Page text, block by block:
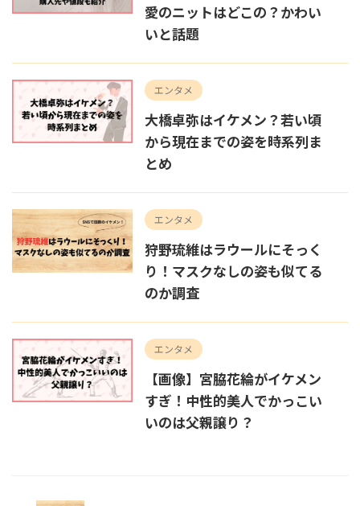
愛のニットはどこの？かわい
いと話題
エンタメ
大橋卓弥はイケメン？若い頃
から現在までの姿を時系列ま
とめ
エンタメ
狩野琉維はラウールにそっく
り！マスクなしの姿も似てる
のか調査
エンタメ
【画像】宮脇花綸がイケメン
すぎ！中性的美人でかっこい
いのは父親譲り？